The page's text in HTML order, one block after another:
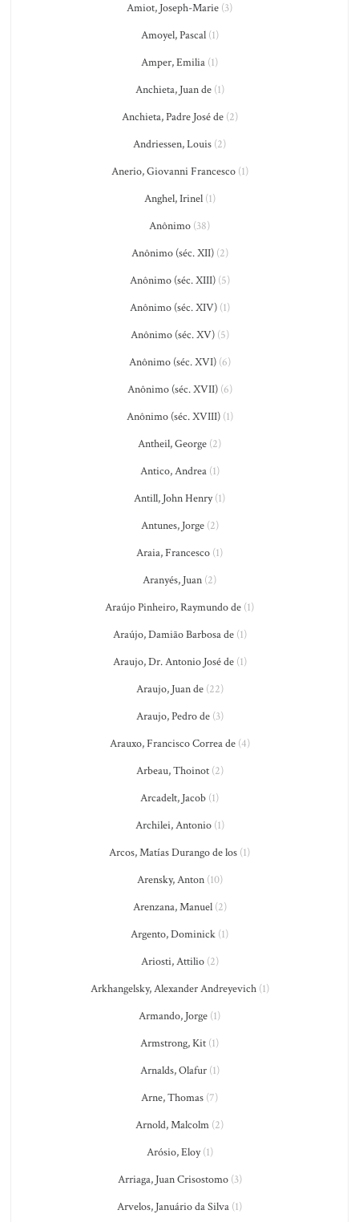
Amiot, Joseph-Marie (3)
Amoyel, Pascal(1)
Amper, Emilia (1)
Anchieta, Juan de(1)
Anchieta, Padre José de(2)
Andriessen, Louis (2)
Anerio, Giovanni Francesco(1)
Anghel, Irinel(1)
Anônimo (38)
Anônimo (séc. XII)(2)
Anônimo (séc. XIII)(5)
Anônimo (séc. XIV)(1)
Anônimo (séc. XV)(5)
Anônimo (séc. XVI)(6)
Anônimo (séc. XVII)(6)
Anônimo (séc. XVIII)(1)
Antheil, George (2)
Antico, Andrea(1)
Antill, John Henry(1)
Antunes, Jorge(2)
Araia, Francesco (1)
Aranyés, Juan (2)
Araújo Pinheiro, Raymundo de (1)
Araújo, Damião Barbosa de(1)
Araujo, Dr. Antonio José de(1)
Araujo, Juan de(22)
Araujo, Pedro de(3)
Arauxo, Francisco Correa de(4)
Arbeau, Thoinot(2)
Arcadelt, Jacob (1)
Archilei, Antonio(1)
Arcos, Matías Durango de los (1)
Arensky, Anton(10)
Arenzana, Manuel(2)
Argento, Dominick (1)
Ariosti, Attilio(2)
Arkhangelsky, Alexander Andreyevich(1)
Armando, Jorge (1)
Armstrong, Kit (1)
Arnalds, Olafur(1)
Arne, Thomas (7)
Arnold, Malcolm (2)
Arósio, Eloy(1)
Arriaga, Juan Crisostomo(3)
Arvelos, Januário da Silva (1)